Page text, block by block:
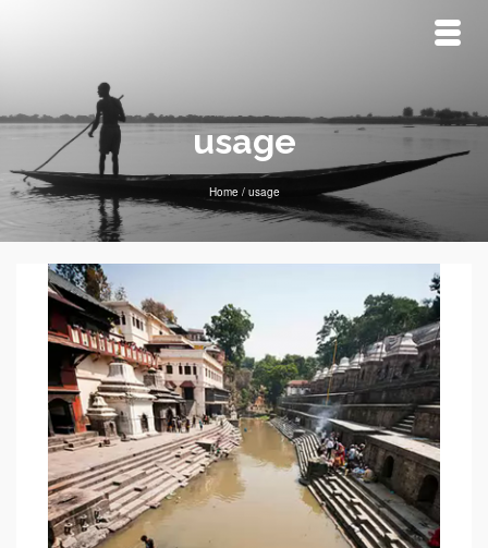
usage
Home / usage